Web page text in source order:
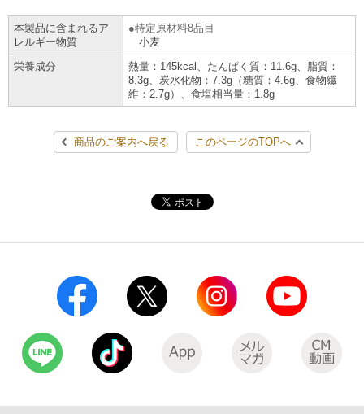
チケット
各種料金のお支払い
自転車シェアリング（店舗限定）
モバイルバッテリーシェアリング（店舗限定）
CNプレイガイド
国内店舗数
セブン-イレブンの歴史
4VISIONS
サステナビリティニュース
サステナビリティレポート
Language
English (Corporate)
English (Services)
한국어(서비스)
本製品に含まれるア
レルギー物質
特定原材料8品目
小麦
栄養成分
熱量：145kcal、たんぱく質：11.6g、脂質：
8.3g、炭水化物：7.3g（糖質：4.6g、食物繊
維：2.7g）、食塩相当量：1.8g
商品のご案内へ戻る このページのTOPへ